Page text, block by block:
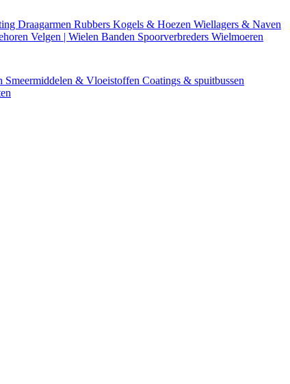
Draagarmen Rubbers Kogels & Hoezen Wiellagers & Naven
Velgen | Wielen Banden Spoorverbreders Wielmoeren
Smeermiddelen & Vloeistoffen Coatings & spuitbussen